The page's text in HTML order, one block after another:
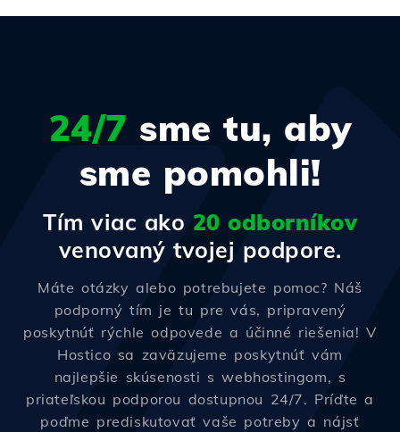
24/7 sme tu, aby
sme pomohli!
Tím viac ako 20 odborníkov
venovaný tvojej podpore.
Máte otázky alebo potrebujete pomoc? Náš
podporný tím je tu pre vás, pripravený
poskytnúť rýchle odpovede a účinné riešenia! V
Hostico sa zaväzujeme poskytnúť vám
najlepšie skúsenosti s webhostingom, s
priateľskou podporou dostupnou 24/7. Príďte a
poďme prediskutovať vaše potreby a nájsť